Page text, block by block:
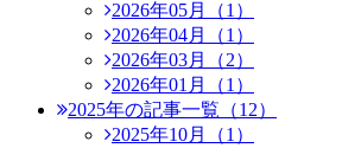
2026年05月（1）
2026年04月（1）
2026年03月（2）
2026年01月（1）
2025年の記事一覧（12）
2025年10月（1）